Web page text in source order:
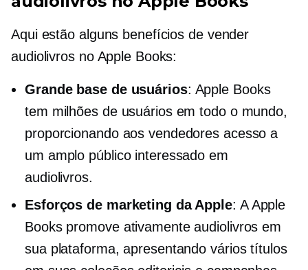
Aqui estão alguns benefícios de vender
audiolivros no Apple Books:
Grande base de usuários: Apple Books
tem milhões de usuários em todo o mundo,
proporcionando aos vendedores acesso a
um amplo público interessado em
audiolivros.
Esforços de marketing da Apple: A Apple
Books promove ativamente audiolivros em
sua plataforma, apresentando vários títulos